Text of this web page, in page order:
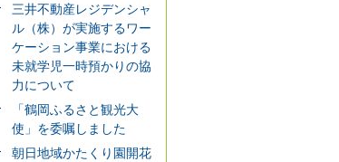
三井不動産レジデンシャ
ル（株）が実施するワー
ケーション事業における
未就学児一時預かりの協
力について
「鶴岡ふるさと観光大
使」を委嘱しました
朝日地域かたくり園開花